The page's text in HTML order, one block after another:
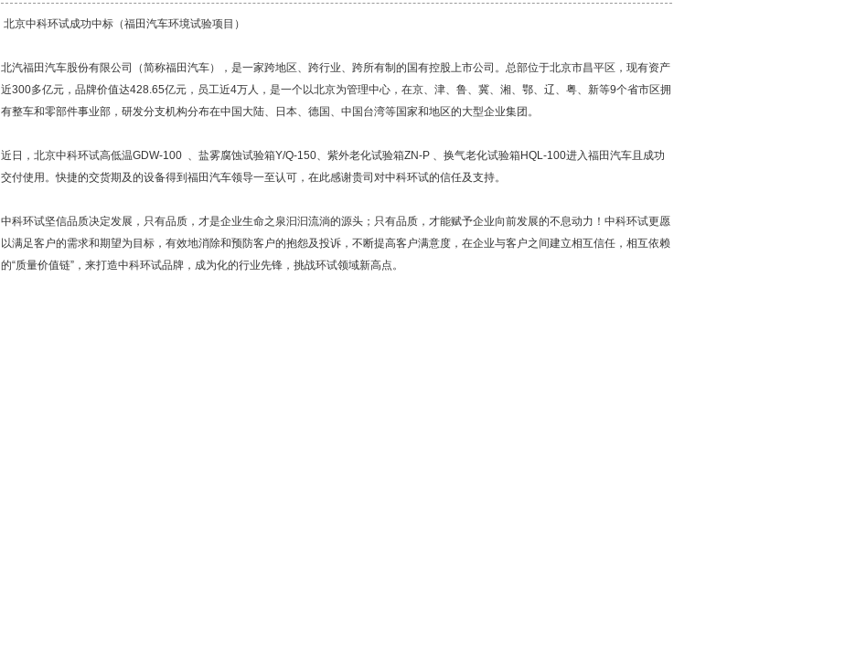
北京中科环试成功中标（福田汽车环境试验项目）
北汽福田汽车股份有限公司（简称福田汽车），是一家跨地区、跨行业、跨所有制的国有控股上市公司。总部位于北京市昌平区，现有资产
近300多亿元，品牌价值达428.65亿元，员工近4万人，是一个以北京为管理中心，在京、津、鲁、冀、湘、鄂、辽、粤、新等9个省市区拥
有整车和零部件事业部，研发分支机构分布在中国大陆、日本、德国、中国台湾等国家和地区的大型企业集团。
近日，北京中科环试高低温GDW-100 、盐雾腐蚀试验箱Y/Q-150、紫外老化试验箱ZN-P 、换气老化试验箱HQL-100进入福田汽车且成功
交付使用。快捷的交货期及的设备得到福田汽车领导一至认可，在此感谢贵司对中科环试的信任及支持。
中科环试坚信品质决定发展，只有品质，才是企业生命之泉汩汩流淌的源头；只有品质，才能赋予企业向前发展的不息动力！中科环试更愿
以满足客户的需求和期望为目标，有效地消除和预防客户的抱怨及投诉，不断提高客户满意度，在企业与客户之间建立相互信任，相互依赖
的“质量价值链”，来打造中科环试品牌，成为化的行业先锋，挑战环试领域新高点。